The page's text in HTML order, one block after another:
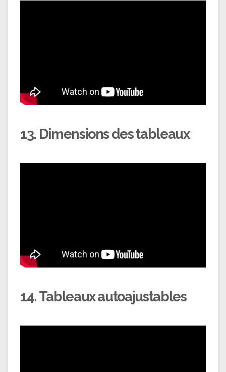
13. Dimensions des tableaux
14. Tableaux autoajustables